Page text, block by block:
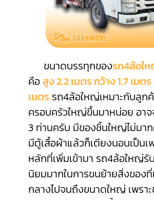
ขนาดบรรทุกของรถ4ล้อใ
คือสูง 2.2 เมตร กว้าง 1.7 เมต
เมตรรถ4ล้อใหญ่เหมาะกับลูก
ครอบครัวใหญ่ขึ้นมาหน่อย อา
3 ท่านครับ มีของชิ้นใหญ่ไม่มา
มีตู้เสื้อผ้าแล้วก็เตียงนอนเป็นเ
หลักที่เพิ่มเข้ามา รถ4ล้อใหญ่รั
นิยมมากในการขนย้ายสิ่งของ
กลางไปจนถึงขนาดใหญ่ เพรา